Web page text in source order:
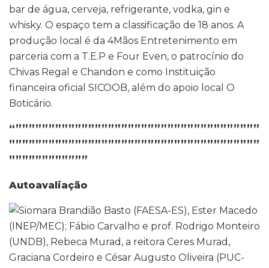
bar de água, cerveja, refrigerante, vodka, gin e
whisky. O espaço tem a classificação de 18 anos. A
produção local é da 4Mãos Entretenimento em
parceria com a T.E.P e Four Even, o patrocínio do
Chivas Regal e Chandon e como Instituição
financeira oficial SICOOB, além do apoio local O
Boticário.
“”””””””””””””””””””””””””””””””””””””
””””””””””””””””””””””””””””””””””””””
””””””””””””
Autoavaliação